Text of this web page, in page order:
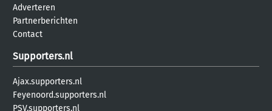
Adverteren
Partnerberichten
Contact
Supporters.nl
Ajax.supporters.nl
Feyenoord.supporters.nl
PSV.supporters.nl